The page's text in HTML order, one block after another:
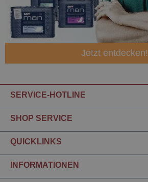
Jetzt entdecken!
SERVICE-HOTLINE
SHOP SERVICE
QUICKLINKS
INFORMATIONEN